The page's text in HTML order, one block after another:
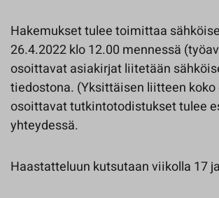
Hakemukset tulee toimittaa
26.4.2022 klo 12.00 mennessä
osoittavat asiakirjat liitetään
tiedostona. (Yksittäisen liitteen
osoittavat tutkintotodistukset tulee
yhteydessä.
Haastatteluun kutsutaan viikolla 17